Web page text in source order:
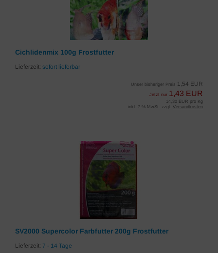
Cichlidenmix 100g Frostfutter
Lieferzeit: sofort lieferbar
Unser bisheriger Preis 1,54 EUR
Jetzt nur 1,43 EUR
14,30 EUR pro Kg
inkl. 7 % MwSt. zzgl. Versandkosten
SV2000 Supercolor Farbfutter 200g Frostfutter
Lieferzeit: 7 - 14 Tage